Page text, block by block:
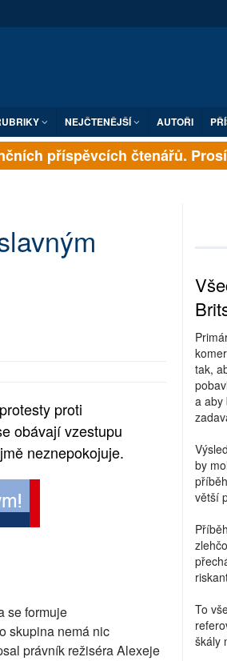
NEJČTENĚJŠÍ AUTOŘI
příspěvcích čtenářů.
proti
obávají vzestupu
neznepokojuje.
se formuje
skupina nemá nic
právník režiséra Alexeje
tak,
a aby
by
větší
To
škály